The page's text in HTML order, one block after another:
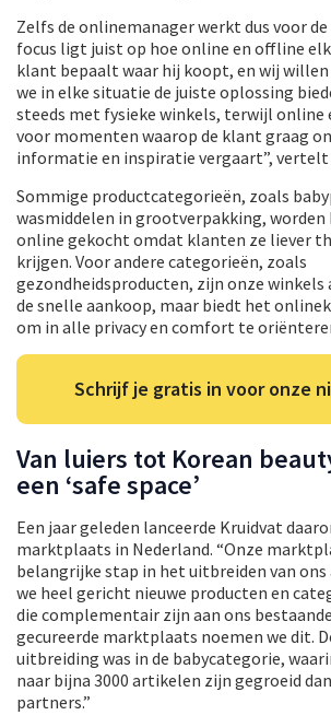
Zelfs de onlinemanager werkt dus voor de
focus ligt juist op hoe online en offline
klant bepaalt waar hij koopt, en wij
we in elke situatie de juiste oplossing
steeds met fysieke winkels, terwijl online
voor momenten waarop de klant graag
informatie en inspiratie vergaart”,
Sommige productcategorieën, zoals
wasmiddelen in grootverpakking, worden
online gekocht omdat klanten ze liever
krijgen. Voor andere categorieën, zoals
gezondheidsproducten, zijn onze
de snelle aankoop, maar biedt het
om in alle privacy en comfort te
Schrijf je gratis in voor onze
Van luiers tot Korean
een ‘safe space’
Een jaar geleden lanceerde Kruidvat
marktplaats in Nederland. “Onze
belangrijke stap in het uitbreiden van ons
we heel gericht nieuwe producten en
die complementair zijn aan ons
gecureerde marktplaats noemen we dit.
uitbreiding was in de babycategorie,
naar bijna 3000 artikelen zijn gegroeid
partners.”